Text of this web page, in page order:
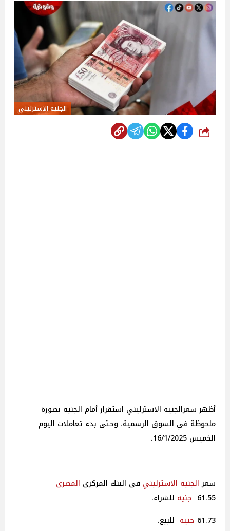
الجنية الاسترلينى
شارك
أظهر سعرالجنيه الاسترليني استقرار أمام الجنيه بصورة
ملحوظة في السوق الرسمية، وحتى بدء تعاملات اليوم
الخميس 16/1/2025.
سعرالجنيه الاسترليني فى البنك المركزى المصرى
61.55 جنيه للشراء.
61.73 جنيه للبيع.